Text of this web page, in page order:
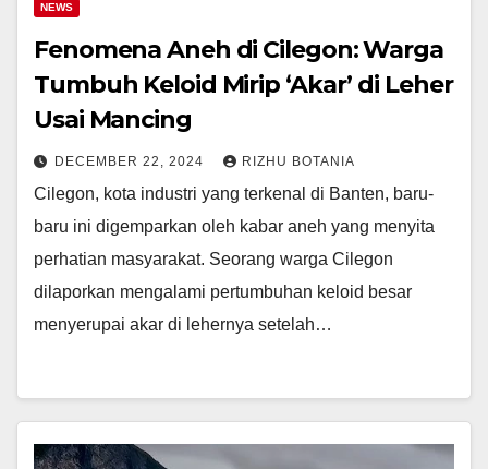
NEWS
Fenomena Aneh di Cilegon: Warga
Tumbuh Keloid Mirip ‘Akar’ di Leher
Usai Mancing
DECEMBER 22, 2024 RIZHU BOTANIA
Cilegon, kota industri yang terkenal di Banten, baru-
baru ini digemparkan oleh kabar aneh yang menyita
perhatian masyarakat. Seorang warga Cilegon
dilaporkan mengalami pertumbuhan keloid besar
menyerupai akar di lehernya setelah…